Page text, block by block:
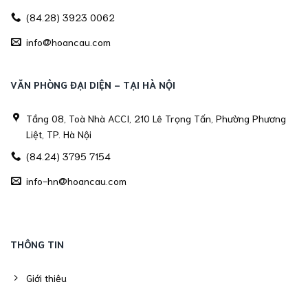
(84.28) 3923 0062
info@hoancau.com
VĂN PHÒNG ĐẠI DIỆN - TẠI HÀ NỘI
Tầng 08, Toà Nhà ACCI, 210 Lê Trọng Tấn, Phường Phương
Liệt, TP. Hà Nội
(84.24) 3795 7154
info-hn@hoancau.com
THÔNG TIN
Giới thiệu